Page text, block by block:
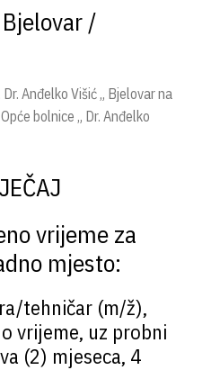
/
Anđelko Višić „ Bjelovar na
bolnice „ Dr. Anđelko
vrijeme za
mjesto:
tehničar (m/ž),
vrijeme, uz probni
(2) mjeseca, 4